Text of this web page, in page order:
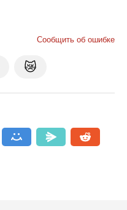
Сообщить об ошибке
😿